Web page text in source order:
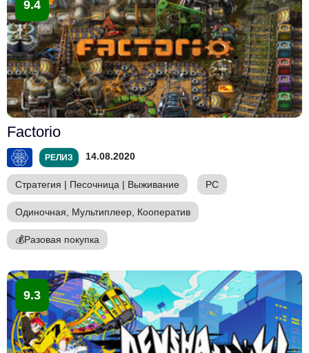
9.4
Factorio
РЕЛИЗ 14.08.2020
Стратегия | Песочница | Выживание PC
Одиночная, Мультиплеер, Кооператив
💰Разовая покупка
9.3